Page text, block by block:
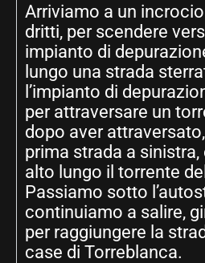
Arriviamo a un
dritti, per scendere
impianto di
lungo una strada
l’impianto di
per attraversare un
dopo aver
prima strada a
alto lungo il torrente
Passiamo sotto
continuiamo a salire,
per raggiungere la
case di Torreblanca.